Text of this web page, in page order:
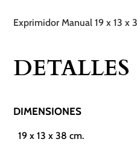
Exprimidor Manual 19 x 13 x
DETALLES
DIMENSIONES
19 x 13 x 38 cm.